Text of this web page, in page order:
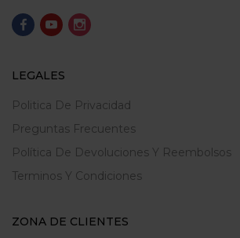
LEGALES
Politica De Privacidad
Preguntas Frecuentes
Política De Devoluciones Y Reembolsos
Terminos Y Condiciones
ZONA DE CLIENTES